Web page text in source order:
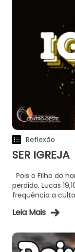
Reflexão
SER IGREJA
Pois o Filho do
perdido. Lucas
frequência a
Leia Mais